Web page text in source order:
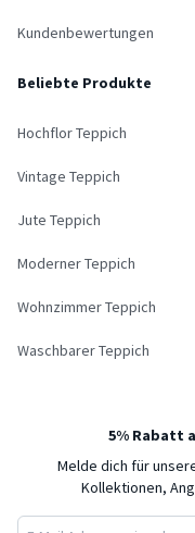
Kundenbewertungen
Beliebte Produkte
Hochflor Teppich
Vintage Teppich
Jute Teppich
Moderner Teppich
Wohnzimmer Teppich
Waschbarer Teppich
5% Rabatt
Melde dich für
Kollektionen,